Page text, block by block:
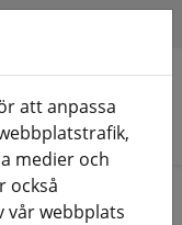
att anpassa
medier och
också
vår webbplats